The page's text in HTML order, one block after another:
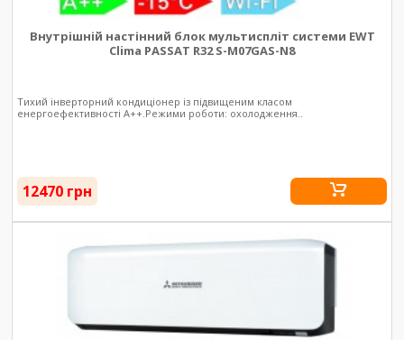
Внутрішній настінний блок мультиспліт системи EWT
Clima PASSAT R32 S-M07GAS-N8
Тихий інверторний кондиціонер із підвищеним класом
енергоефективності А++.Режими роботи: охолодження..
12470 грн